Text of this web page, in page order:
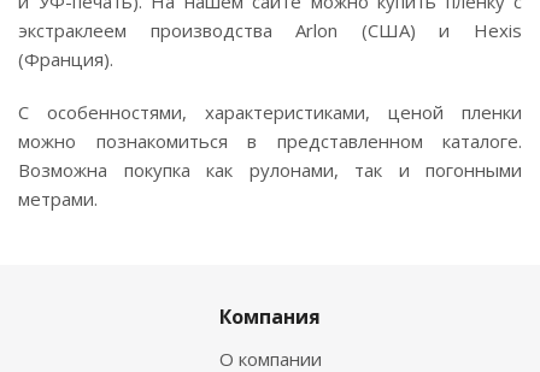
экстраклеем производства Arlon (США) и Hexis
(Франция).
С особенностями, характеристиками, ценой пленки
можно познакомиться в представленном каталоге.
Возможна покупка как рулонами, так и погонными
метрами.
Компания
О компании